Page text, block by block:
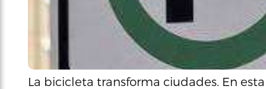
La bicicleta transforma ciudades. En